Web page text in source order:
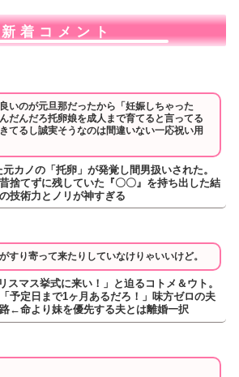
新着コメント
いのが元旦那だったから「妊娠しちゃった
だんだろ托卵娘を成人まで育てると言ってる
てるし誠実そうなのは間違いない一応祝い用
カノの「托卵」が発覚し間男扱いされた。
捨てずに残していた『〇〇』を持ち出した結
技術力とノリが神すぎる
すり寄って来たりしていなけりゃいいけど。
スマス挙式に来い！」と迫るコトメ＆ウト。
予定日まで1ヶ月あるだろ！」味方ゼロの夫
←命より妹を優先する夫とは離婚一択